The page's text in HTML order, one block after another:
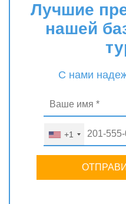
Лучшие
нашей
С нами
+1